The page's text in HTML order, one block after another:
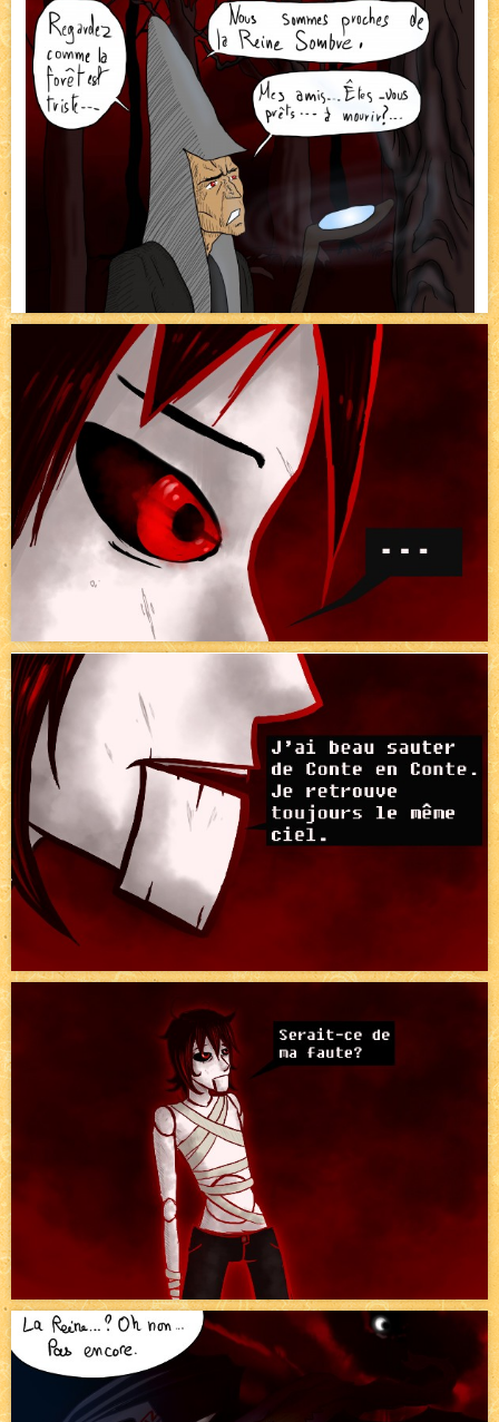
Pique-nique d'été NEW
Avatar, le dessin d'un autre maître NEW
Beyond the cliff (suite) NEW
NEW
NEW
Le Jeu du Trône – Généalogie